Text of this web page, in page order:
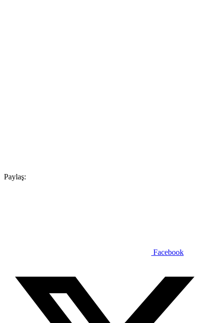
Paylaş:
Facebook